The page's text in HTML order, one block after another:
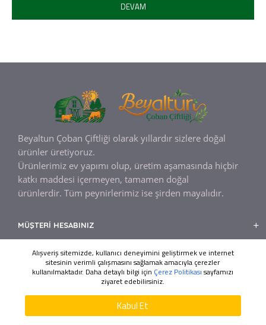
DEVAM
Beyaltun Çoban Çiftliği olarak yıllardır sizlere doğal
ürünler üretiyoruz.
Ürünlerimiz ev yapımı olup, üretim aşamasında hiçbir
katkı maddesi içermeyen, tamamen doğal
ürünlerdir. Tüm peynirlerimiz ise şirden mayalıdır.
MÜŞTERI HESABINIZ
MÜŞTERI HIZMETLERI
Tasarım ve KodlamaAda Web Tasarım
Alışveriş sitemizde, kullanıcı deneyimini geliştirmek ve internet
sitesinin verimli çalışmasını sağlamak amacıyla çerezler
kullanılmaktadır. Daha detaylı bilgi için Çerez Politikası sayfamızı
ziyaret edebilirsiniz.
Kabul Et
ÜRÜNLERI FILTRELE